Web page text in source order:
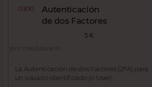
0300
Autenticación
de dos Factores
5 €
por mes/usuario
La Autenticación de dos Factores (2FA) para
un usuario identificado (c-User).